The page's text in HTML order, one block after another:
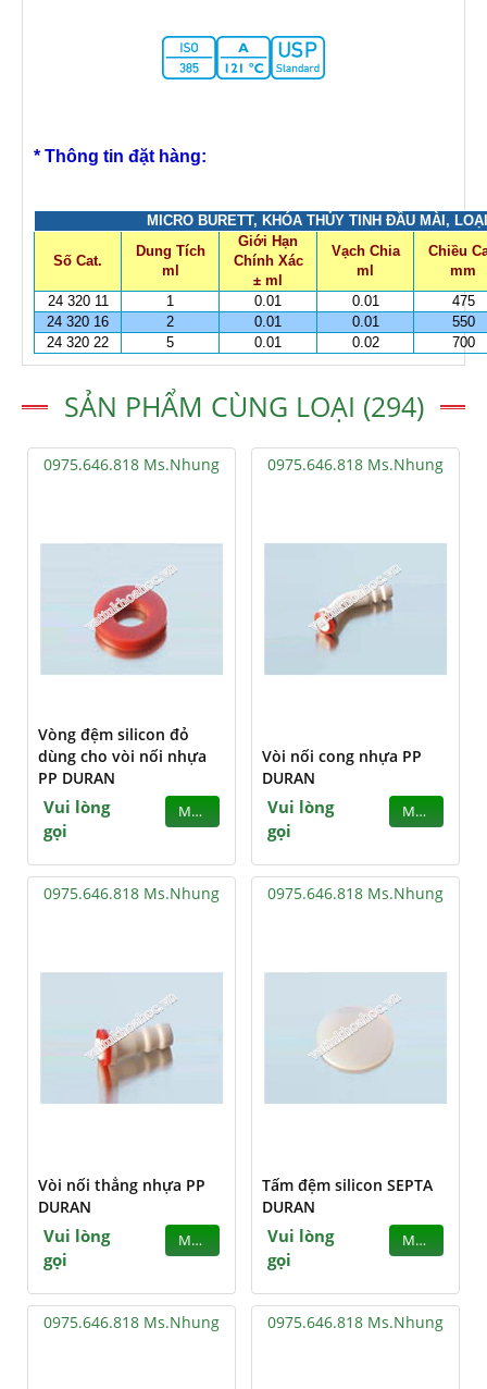
* Thông tin đặt hàng:
MICRO BURETT, KHÓA THỦY TINH ĐẦU MÀI,
Số Cat.
Dung Tích
ml
Giới Hạn
Chính Xác
± ml
Vạch Chia
ml
Chiều
mm
24 320 11
1 0.01 0.01
475
24 320 16
2 0.01 0.01
550
24 320 22
5 0.01 0.02 700
SẢN PHẨM CÙNG LOẠI (294)
0975.646.818 Ms.Nhung
Vòng đệm silicon đỏ
dùng cho vòi nối nhựa
PP DURAN
Vui lòng
gọi
MUA
0975.646.818 Ms.Nhung
Vòi nối cong nhựa PP
DURAN
Vui lòng
gọi
MUA
0975.646.818 Ms.Nhung
Vòi nối thẳng nhựa PP
DURAN
Vui lòng
gọi
MUA
0975.646.818 Ms.Nhung
Tấm đệm silicon SEPTA
DURAN
Vui lòng
gọi
MUA
0975.646.818 Ms.Nhung 0975.646.818 Ms.Nhung